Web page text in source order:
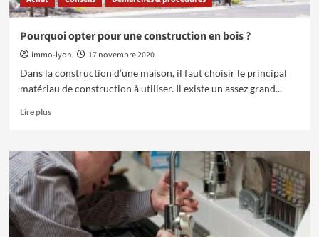
Pourquoi opter pour une construction en bois ?
immo-lyon
17 novembre 2020
Dans la construction d’une maison, il faut choisir le principal
matériau de construction à utiliser. Il existe un assez grand...
Lire plusEn
sur
Pourquoi
opter
pour
une
construction
en